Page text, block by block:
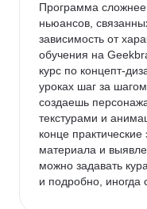
Программа
ньюансов,
зависимость от
обучения на
курс по концепт-
уроках шаг за
создаешь
текстурами и
конце
материала и
можно задавать
и подробно, иногда